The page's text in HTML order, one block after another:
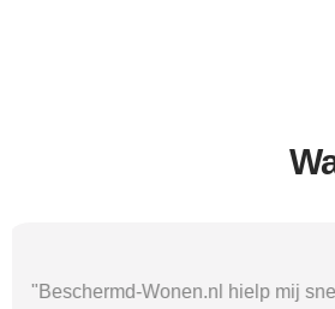
"Door de duidelijke uitleg op